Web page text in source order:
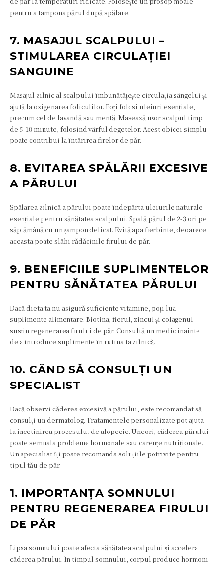
pentru a tampona părul după spălare.
7. MASAJUL SCALPULUI –
STIMULAREA CIRCULAȚIEI
SANGUINE
Masajul zilnic al scalpului îmbunătățește circulația sângelui și
ajută la oxigenarea foliculilor. Poți folosi uleiuri esențiale,
precum cel de lavandă sau mentă. Masează ușor scalpul timp
de 5-10 minute, folosind vârful degetelor. Acest obicei simplu
poate contribui la întărirea firelor de păr.
8. EVITAREA SPĂLĂRII EXCESIVE
A PĂRULUI
Spălarea zilnică a părului poate îndepărta uleiurile naturale
esențiale pentru sănătatea scalpului. Spală părul de 2-3 ori pe
săptămână cu un șampon delicat. Evită apa fierbinte, deoarece
aceasta poate slăbi rădăcinile firului de păr.
9. BENEFICIILE SUPLIMENTELOR
PENTRU SĂNĂTATEA PĂRULUI
Dacă dieta ta nu asigură suficiente vitamine, poți lua
suplimente alimentare. Biotina, fierul, zincul și colagenul
susțin regenerarea firului de păr. Consultă un medic înainte
de a introduce suplimente în rutina ta zilnică.
10. CÂND SĂ CONSULȚI UN
SPECIALIST
Dacă observi căderea excesivă a părului, este recomandat să
consulți un dermatolog. Tratamentele personalizate pot ajuta
la încetinirea procesului de alopecie. Uneori, căderea părului
poate semnala probleme hormonale sau carențe nutriționale.
Un specialist îți poate recomanda soluțiile potrivite pentru
tipul tău de păr.
1. IMPORTANȚA SOMNULUI
PENTRU REGENERAREA FIRULUI
DE PĂR
Lipsa somnului poate afecta sănătatea scalpului și accelera
căderea părului. În timpul somnului, corpul produce hormoni